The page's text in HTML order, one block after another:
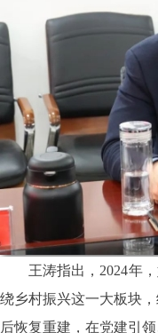
王涛指出，2024年，
绕乡村振兴这一大板块
后恢复重建，在党建引